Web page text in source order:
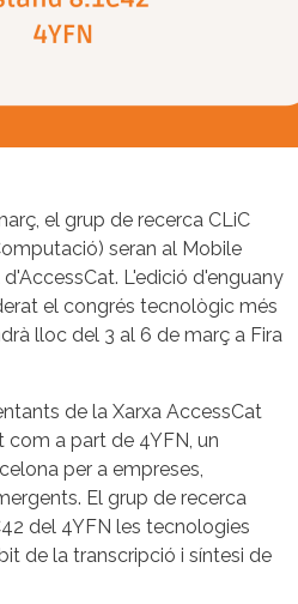
el grup de recerca CLiC
seran al Mobile
L'edició d'enguany
el congrés tecnològic més
lloc del 3 al 6 de març a Fira
de la Xarxa AccessCat
com a part de 4YFN, un
per a empreses,
El grup de recerca
del 4YFN les tecnologies
de la transcripció i síntesi de